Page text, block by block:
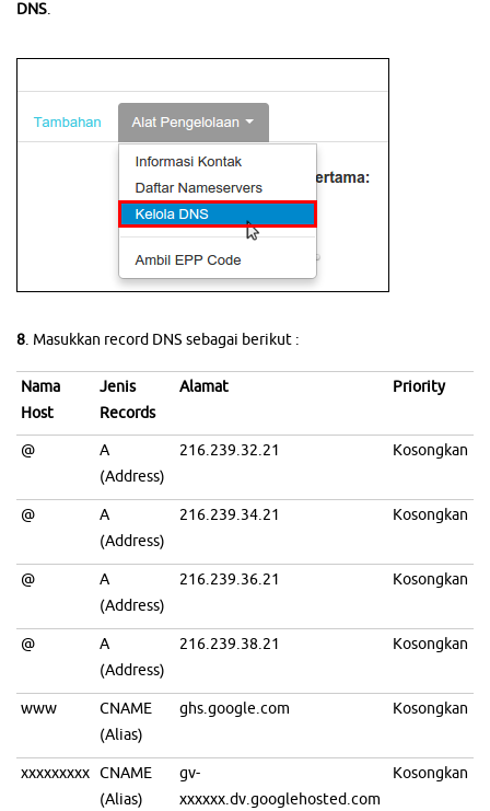
DNS.
8. Masukkan record DNS sebagai berikut :
Nama
Host
Jenis
Records
Alamat Priority
@
A
(Address)
216.239.32.21 Kosongkan
@
A
(Address)
216.239.34.21 Kosongkan
@
A
(Address)
216.239.36.21 Kosongkan
@
A
(Address)
216.239.38.21 Kosongkan
www
CNAME
(Alias)
ghs.google.com Kosongkan
xxxxxxxxx CNAME
(Alias)
gv-
xxxxxx.dv.googlehosted.com
Kosongkan